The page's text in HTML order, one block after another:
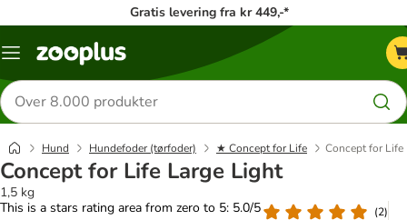
Gratis levering fra kr 449,-*
Menu
Søg
efter
produkter
Hund Hundefoder (tørfoder) ★ Concept for Life Concept for Life
Concept for Life Large Light
1,5 kg
This is a stars rating area from zero to 5: 5.0/5
(2)